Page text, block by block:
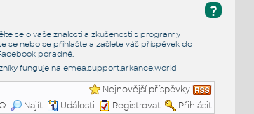
?
se o vaše znalosti a zkušenosti s programy
se nebo se přihlašte a zašlete váš příspěvek do
poradně.
funguje na emea.support.arkance.world
Nejnovější příspěvky
Najít Události Registrovat Přihlásit